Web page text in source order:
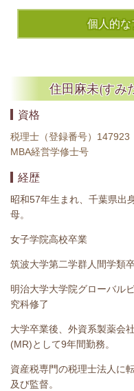
個人的な
住田麻未(すみ
資格
税理士（登録番号）147923
MBA経営学修士号
経歴
昭和57年生まれ、千葉県出
母。
女子学院高校卒業
筑波大学第二学群人間学類
明治大学大学院グローバル
究科修了
大学卒業後、外資系製薬会
(MR)として9年間勤務。
資産税専門の税理士法人に
及び監督。